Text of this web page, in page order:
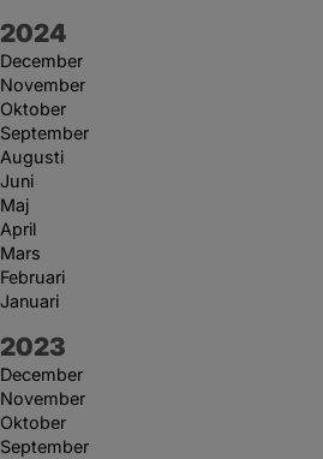
År:
2024
December
November
Oktober
September
Augusti
Juni
Maj
April
Mars
Februari
Januari
År:
2023
December
November
Oktober
September